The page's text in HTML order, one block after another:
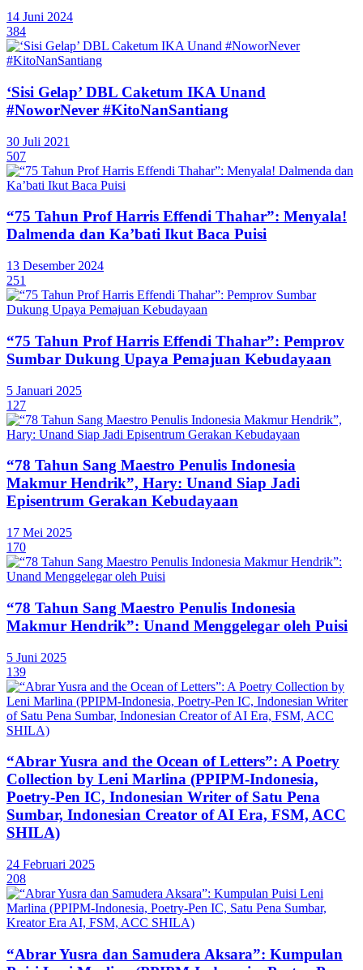
14 Juni 2024
384
‘Sisi Gelap’ DBL Caketum IKA Unand
#NoworNever #KitoNanSantiang
30 Juli 2021
507
“75 Tahun Prof Harris Effendi Thahar”: Menyala!
Dalmenda dan Ka’bati Ikut Baca Puisi
13 Desember 2024
251
“75 Tahun Prof Harris Effendi Thahar”: Pemprov
Sumbar Dukung Upaya Pemajuan Kebudayaan
5 Januari 2025
127
“78 Tahun Sang Maestro Penulis Indonesia
Makmur Hendrik”, Hary: Unand Siap Jadi
Episentrum Gerakan Kebudayaan
17 Mei 2025
170
“78 Tahun Sang Maestro Penulis Indonesia
Makmur Hendrik”: Unand Menggelegar oleh Puisi
5 Juni 2025
139
“Abrar Yusra and the Ocean of Letters”: A Poetry
Collection by Leni Marlina (PPIPM-Indonesia,
Poetry-Pen IC, Indonesian Writer of Satu Pena
Sumbar, Indonesian Creator of AI Era, FSM, ACC
SHILA)
24 Februari 2025
208
“Abrar Yusra dan Samudera Aksara”: Kumpulan